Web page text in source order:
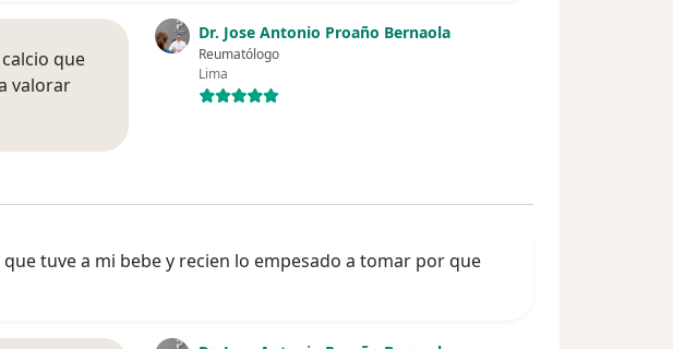
Dr. Jose Antonio Proaño Bernaola
Reumatólogo
Lima
que
valorar
tuve a mi bebe y recien lo empesado a tomar por que